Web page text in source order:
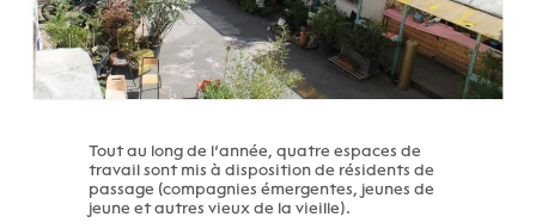
Tout au long de l’année, quatre espaces de
travail sont mis à disposition de résidents de
passage (compagnies émergentes, jeunes de
jeune et autres vieux de la vieille).